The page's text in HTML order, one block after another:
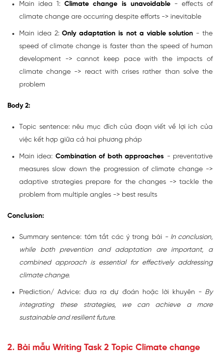
Main idea 1:Climate change is unavoidable- effects of
climate change are occurring despite efforts -> inevitable
Main idea 2:Only adaptation is not a viable solution - the
speed of climate change is faster than the speed of human
development -> cannot keep pace with the impacts of
climate change -> react with crises rather than solve the
problem
Body 2:
Topic sentence: nêu mục đích của đoạn viết về lợi ích của
việc kết hợp giữa cả hai phương pháp
Main idea: Combination of both approaches - preventative
measures slow down the progression of climate change ->
adaptive strategies prepare for the changes -> tackle the
problem from multiple angles -> best results
Conclusion:
Summary sentence: tóm tắt các ý trong bài - In conclusion,
while both prevention and adaptation are important, a
combined approach is essential for effectively addressing
climate change.
Prediction/ Advice: đưa ra dự đoán hoặc lời khuyên -By
integrating these strategies, we can achieve a more
sustainable and resilient future.
2. Bài mẫu Writing Task 2 Topic Climate change